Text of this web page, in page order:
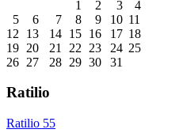
1
2 3
4
5
6 7 8 9 10 11
12
13 14 15 16 17 18
19 20 21 22 23 24 25
26 27 28 29 30 31
Ratilio
Ratilio 55